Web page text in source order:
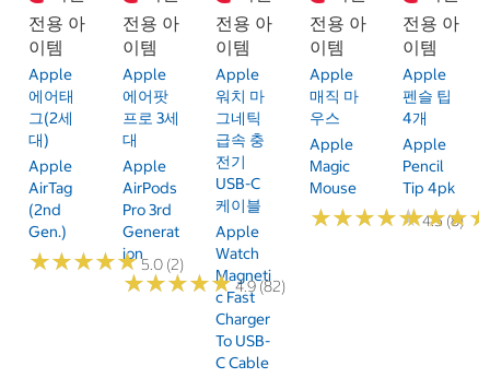
전용 아
이템
Apple
에어태
그(2세
대)
Apple
AirTag
(2nd
Gen.)
★★★★★
★★★★★5.0 (2)
전용 아
이템
Apple
에어팟
프로 3세
대
Apple
AirPods
Pro 3rd
Generat
Ion
★★★★★
★★★★★4.9 (82)
전용 아
이템
Apple
워치 마
그네틱
급속 충
전기
USB-C
케이블
Apple
Watch
Magneti
C Fast
Charger
To USB-
C Cable
전용 아
이템
Apple
매직 마
우스
Apple
Magic
Mouse
★★★★★
★★★★★4.5 (8)
전용 아
이템
Apple
펜슬 팁
4개
Apple
Pencil
Tip 4pk
★★★
★★★